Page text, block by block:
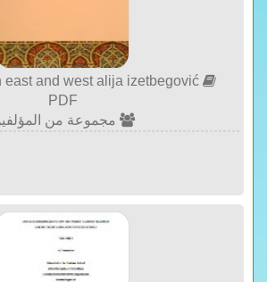
east and west alija izetbegović
PDF
مجموعة من